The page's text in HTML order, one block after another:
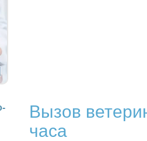
Вызов
часа